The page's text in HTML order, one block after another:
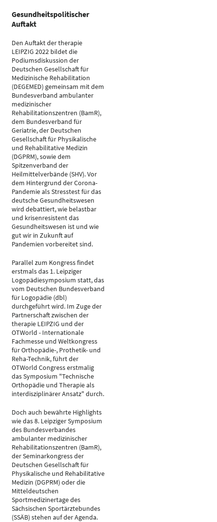
Gesundheitspolitischer
Auftakt
Den Auftakt der therapie
LEIPZIG 2022 bildet die
Podiumsdiskussion der
Deutschen Gesellschaft für
Medizinische Rehabilitation
(DEGEMED) gemeinsam mit dem
Bundesverband ambulanter
medizinischer
Rehabilitationszentren (BamR),
dem Bundesverband für
Geriatrie, der Deutschen
Gesellschaft für Physikalische
und Rehabilitative Medizin
(DGPRM), sowie dem
Spitzenverband der
Heilmittelverbände (SHV). Vor
dem Hintergrund der Corona-
Pandemie als Stresstest für das
deutsche Gesundheitswesen
wird debattiert, wie belastbar
und krisenresistent das
Gesundheitswesen ist und wie
gut wir in Zukunft auf
Pandemien vorbereitet sind.
Parallel zum Kongress findet
erstmals das 1. Leipziger
Logopädiesymposium statt, das
vom Deutschen Bundesverband
für Logopädie (dbl)
durchgeführt wird. Im Zuge der
Partnerschaft zwischen der
therapie LEIPZIG und der
OTWorld - Internationale
Fachmesse und Weltkongress
für Orthopädie-, Prothetik- und
Reha-Technik, führt der
OTWorld Congress erstmalig
das Symposium "Technische
Orthopädie und Therapie als
interdisziplinärer Ansatz" durch.
Doch auch bewährte Highlights
wie das 8. Leipziger Symposium
des Bundesverbandes
ambulanter medizinischer
Rehabilitationszentren (BamR),
der Seminarkongress der
Deutschen Gesellschaft für
Physikalische und Rehabilitative
Medizin (DGPRM) oder die
Mitteldeutschen
Sportmedizinertage des
Sächsischen Sportärztebundes
(SSÄB) stehen auf der Agenda.